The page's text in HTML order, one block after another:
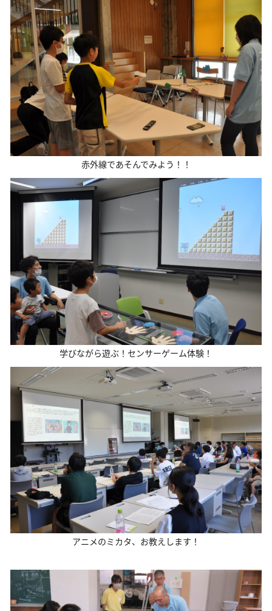
赤外線であそんでみよう！！
学びながら遊ぶ！センサーゲーム体験！
アニメのミカタ、お教えします！